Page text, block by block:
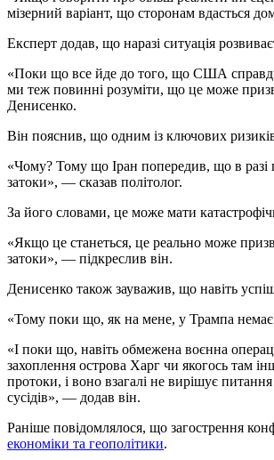
мізерний варіант, що сторонам вдасться
Експерт додав, що наразі ситуація
«Поки що все йде до того, що США справді
ми теж повинні розуміти, що це може
Денисенко.
Він пояснив, що одним із ключових
«Чому? Тому що Іран попередив, що в разі
затоки», — сказав політолог.
За його словами, це може мати
«Якщо це станеться, це реально може
затоки», — підкреслив він.
Денисенко також зауважив, що навіть
«Тому поки що, як на мене, у Трампа немає
«І поки що, навіть обмежена воєнна
захоплення острова Харг чи якогось там
протоки, і воно взагалі не вирішує питання
сусідів», — додав він.
Раніше повідомлялося, що загострення
економіки та геополітики.